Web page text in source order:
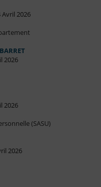
2026
2026
2026
(SASU)
2026